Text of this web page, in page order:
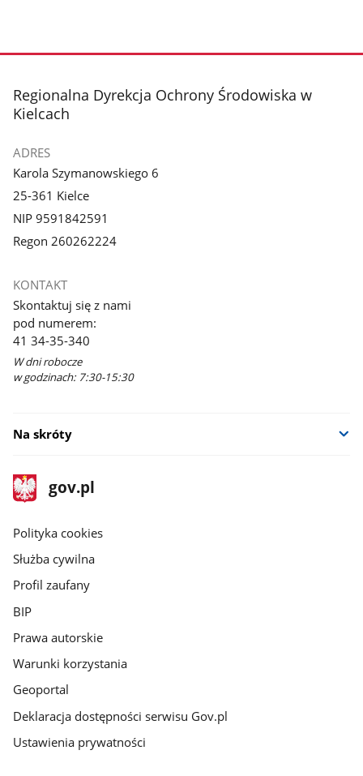
stopka
Regionalna Dyrekcja Ochrony Środowiska w
Kielcach
ADRES
Karola Szymanowskiego 6
25-361 Kielce
NIP 9591842591
Regon 260262224
KONTAKT
Skontaktuj się z nami
pod numerem:
41 34-35-340
W dni robocze
w godzinach: 7:30-15:30
Na skróty
stopka
gov.pl
Strona
gov.pl
gov.pl
Polityka cookies
Służba cywilna
Profil zaufany
BIP
Prawa autorskie
Warunki korzystania
Geoportal
Deklaracja dostępności serwisu Gov.pl
Ustawienia prywatności